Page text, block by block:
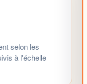
selon les
à l'échelle